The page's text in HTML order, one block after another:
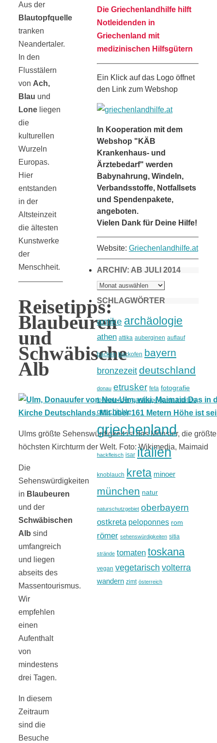
Aus der
Blautopfquelle
tranken
Neandertaler.
In den
Flusstälern
von Ach,
Blau und
Lone liegen
die
kulturellen
Wurzeln
Europas.
Hier
entstanden
in der
Altsteinzeit
die ältesten
Kunstwerke
der
Menschheit.
Reisetipps:
Blaubeuren
und
Schwäbische
Alb
Ulms größte Sehenswürdigkeit ist das Münster, die
höchsten Kirchturm der Welt. Foto: Wikimedia, Maimaid
Die
Sehenswürdigkeiten
in Blaubeuren
und der
Schwäbischen
Alb sind
umfangreich
und liegen
abseits des
Massentourismus.
Wir
empfehlen
einen
Aufenthalt
von
mindestens
drei Tagen.
In diesem
Zeitraum
sind die
Besuche
Die Griechenlandhilfe hilft
Notleidenden in
Griechenland mit
medizinischen Hilfsgütern
Ein Klick auf das Logo öffnet
den Link zum Webshop
In Kooperation mit dem
Webshop "KÄB
Krankenhaus- und
Ärztebedarf" werden
Babynahrung, Windeln,
Verbandsstoffe, Notfallsets
und Spendenpakete,
angeboten.
Vielen Dank für Deine Hilfe!
Website: Griechenlandhilfe.at
ARCHIV: AB JULI 2014
ARCHIV:
AB
2014
SCHLAGWÖRTER
antike archäologie
athen attika auberginen auflauf
backen backofen bayern
bronzezeit deutschland
donau etrusker feta fotografie
fotokalender gardasee garda trentino
geschichte
griechenland
hackfleisch isar italien
knoblauch kreta minoer
münchen natur
naturschutzgebiet oberbayern
ostkreta peloponnes rom
römer sehenswürdigkeiten sitia
strände tomaten toskana
vegan vegetarisch volterra
wandern zimt österreich